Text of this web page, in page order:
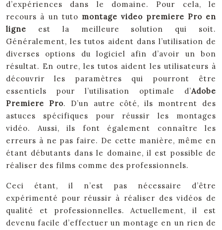
d’expériences dans le domaine. Pour cela, le
recours à un tuto montage video premiere Pro en
ligne est la meilleure solution qui soit.
Généralement, les tutos aident dans l’utilisation de
diverses options du logiciel afin d’avoir un bon
résultat. En outre, les tutos aident les utilisateurs à
découvrir les paramètres qui pourront être
essentiels pour l’utilisation optimale d’Adobe
Premiere Pro. D’un autre côté, ils montrent des
astuces spécifiques pour réussir les montages
vidéo. Aussi, ils font également connaître les
erreurs à ne pas faire. De cette manière, même en
étant débutants dans le domaine, il est possible de
réaliser des films comme des professionnels.
Ceci étant, il n’est pas nécessaire d’être
expérimenté pour réussir à réaliser des vidéos de
qualité et professionnelles. Actuellement, il est
devenu facile d’effectuer un montage en un rien de